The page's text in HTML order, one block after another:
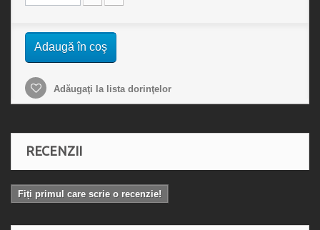
Adaugă în coş
Adăugaţi la lista dorinţelor
RECENZII
Fiți primul care scrie o recenzie!